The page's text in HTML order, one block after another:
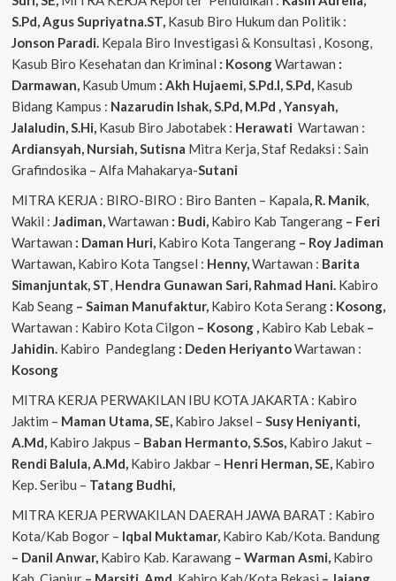
S.Pd, AgusSupriyatna.ST, Kasub Biro Hukum dan Politik :
Jonson Paradi. Kepala Biro Investigasi & Konsultasi , Kosong,
Kasub Biro Kesehatan dan Kriminal : KosongWartawan :
Darmawan, Kasub Umum : Akh Hujaemi, S.Pd.I, S.Pd, Kasub
Bidang Kampus : Nazarudin Ishak, S.Pd, M.Pd , Yansyah,
Jalaludin, S.Hi, Kasub Biro Jabotabek : Herawati Wartawan :
Ardiansyah, Nursiah, Sutisna Mitra Kerja, Staf Redaksi : Sain
Grafindosika – Alfa Mahakarya-Sutani
MITRA KERJA : BIRO-BIRO : Biro Banten – Kapala, R. Manik,
Wakil : Jadiman,Wartawan : Budi, Kabiro Kab Tangerang– Feri
Wartawan : Daman Huri, Kabiro Kota Tangerang– Roy Jadiman
Wartawan, Kabiro Kota Tangsel : Henny,Wartawan : Barita
Simanjuntak, ST, Hendra Gunawan Sari, Rahmad Hani. Kabiro
Kab Seang– Saiman Manufaktur, Kabiro Kota Serang : Kosong,
Wartawan : Kabiro Kota Cilgon – Kosong , Kabiro Kab Lebak–
Jahidin. Kabiro Pandeglang : Deden HeriyantoWartawan :
Kosong
MITRA KERJA PERWAKILAN IBU KOTA JAKARTA : Kabiro
Jaktim – Maman Utama, SE, Kabiro Jaksel – Susy Heniyanti,
A.Md, Kabiro Jakpus – Baban Hermanto, S.Sos, Kabiro Jakut –
Rendi Balula, A.Md, Kabiro Jakbar – Henri Herman, SE, Kabiro
Kep. Seribu – Tatang Budhi,
MITRA KERJA PERWAKILAN DAERAH JAWA BARAT : Kabiro
Kota/Kab Bogor – Iqbal Muktamar, Kabiro Kab/Kota. Bandung
– Danil Anwar, Kabiro Kab. Karawang – Warman Asmi, Kabiro